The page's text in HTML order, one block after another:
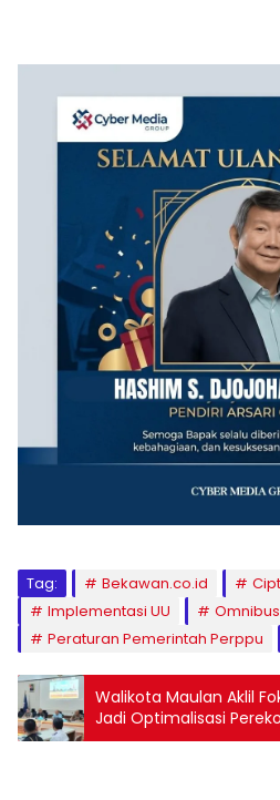
Tag: Bekawan.co.id
Implementasi UU
Peraturan Pemerintah Perppu
Walikota Maulan Aklil
Jadi Optimalisasi